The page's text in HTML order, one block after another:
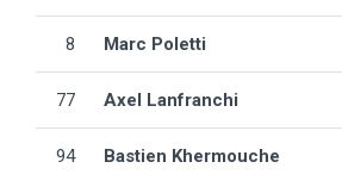
8 Marc Poletti
77 Axel Lanfranchi
94 Bastien Khermouche